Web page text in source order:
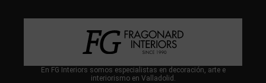
En FG Interiors somos especialistas en decoración, arte e
interiorismo en Valladolid.